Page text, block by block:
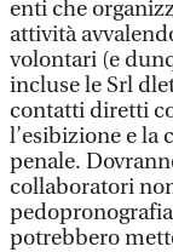
enti che
attività
volontari (e
incluse le Srl
contatti diretti
l’esibizione e la
penale.
collaboratori
potrebbero